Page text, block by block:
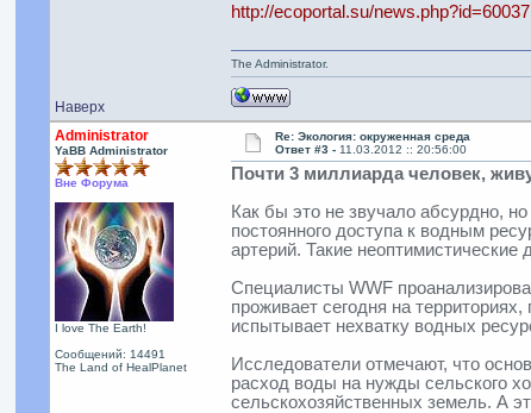
http://ecoportal.su/news.php?id=60037
Наверх
The Administrator.
Administrator
YaBB Administrator
Вне Форума
I love The Earth!
Сообщений: 14491
The Land of HealPlanet
Re: Экология: окруженная среда
Ответ #3 - 11.03.2012 :: 20:56:00
Почти 3 миллиарда человек,
Как бы это не звучало абсурдно,
постоянного доступа к водным
артерий. Такие
Специалисты WWF
проживает сегодня на
испытывает нехватку водных
Исследователи отмечают, что
расход воды на нужды сельского
сельскохозяйственных земель. А